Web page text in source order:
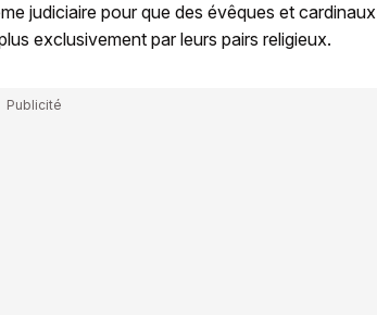
judiciaire pour que des évêques et cardinaux
exclusivement par leurs pairs religieux.